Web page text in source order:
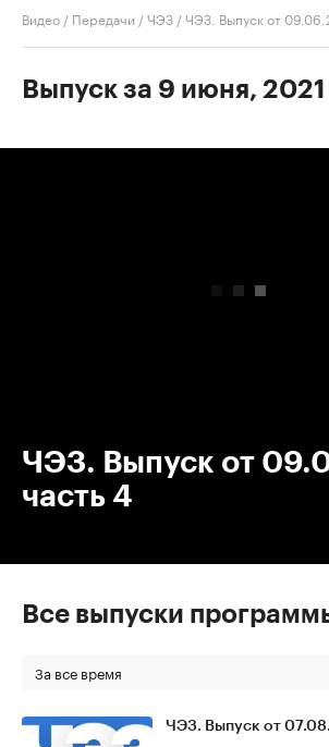
Видео / Передачи /ЧЭЗ /ЧЭЗ. Выпуск от
Выпуск за 9 июня, 2021
ЧЭЗ. Выпуск от
часть 4
Все выпуски
За все время
ЧЭЗ. Выпуск от